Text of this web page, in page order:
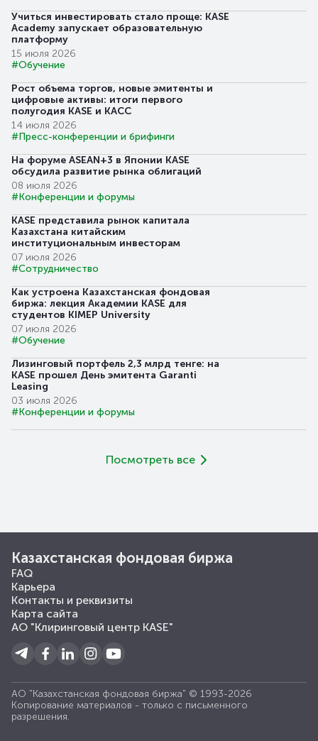
Учиться инвестировать стало проще: KASE
Academy запускает образовательную
платформу
15 июля 2026
#Обучение
Рост объема торгов, новые эмитенты и
цифровые активы: итоги первого
полугодия KASE и КАСС
14 июля 2026
#Пресс-конференции и брифинги
На форуме ASEAN+3 в Японии KASE
обсудила развитие рынка облигаций
08 июля 2026
#Конференции и форумы
KASE представила рынок капитала
Казахстана китайским
институциональным инвесторам
07 июля 2026
#Сотрудничество
Как устроена Казахстанская фондовая
биржа: лекция Академии KASE для
студентов KIMEP University
07 июля 2026
#Обучение
Лизинговый портфель 2,3 млрд тенге: на
KASE прошел День эмитента Garanti
Leasing
03 июля 2026
#Конференции и форумы
Посмотреть все
Казахстанская фондовая биржа
FAQ
Карьера
Контакты и реквизиты
Карта сайта
АО "Клиринговый центр KASE"
АО "Казахстанская фондовая биржа" © 1993-2026
Копирование материалов - только с письменного
разрешения.